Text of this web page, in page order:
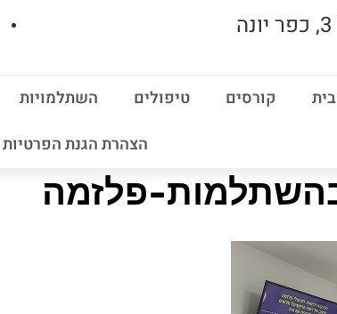
קורסים טיפולים השתלמויות
הצהרת הגנת הפרטיות
פלזמה